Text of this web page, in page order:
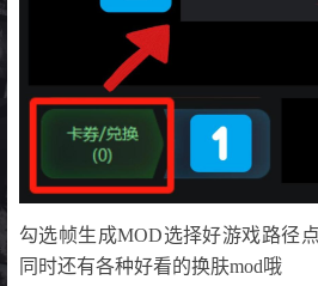
勾选帧生成MOD选择好游戏路径
同时还有各种好看的换肤mod哦